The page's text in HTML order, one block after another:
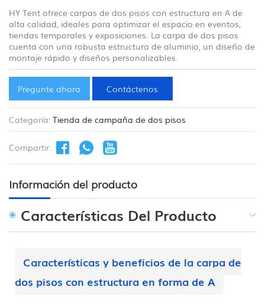
HY Tent ofrece carpas de dos pisos con estructura en A de
alta calidad, ideales para optimizar el espacio en eventos,
tiendas temporales y exposiciones. La carpa de dos pisos
cuenta con una robusta estructura de aluminio, un diseño de
montaje rápido y diseños personalizables.
Pregunte ahora Contáctenos
Categoría: Tienda de campaña de dos pisos
Compartir:
Información del producto
Características Del Producto
Características y beneficios de la carpa de
dos pisos con estructura en forma de A